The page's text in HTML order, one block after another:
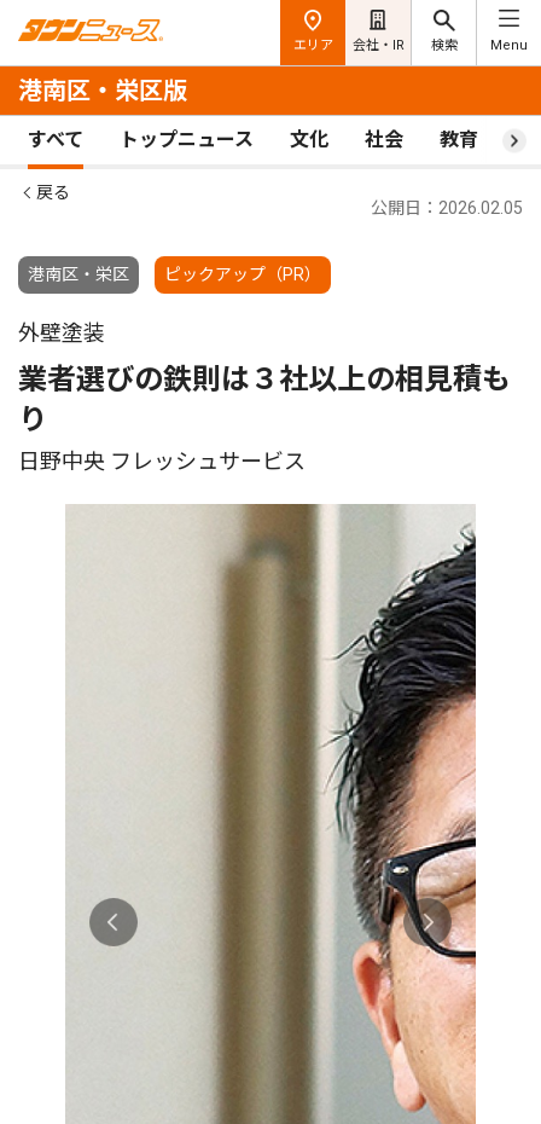
エリア 会社・IR 検索 Menu
港南区・栄区版
すべて トップニュース 文化 社会 教育 ス
戻る
港南区・栄区 ピックアップ（PR）
公開日：2026.02.05
外壁塗装
業者選びの鉄則は３社以上の相見積も
り
日野中央 フレッシュサービス